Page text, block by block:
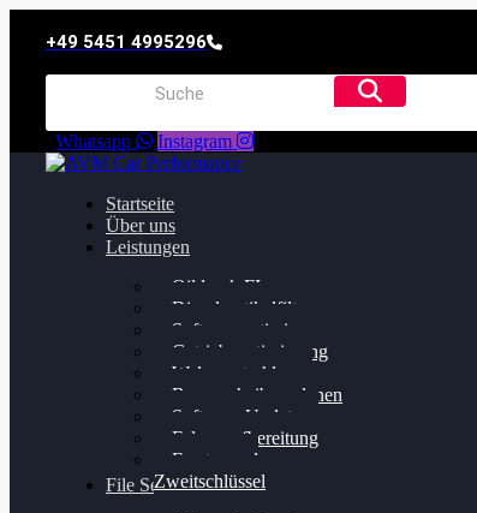
+49 5451 4995296
Whatsapp Instagram
Startseite
Über uns
Leistungen
Oildruck FIx
Dieselpartikelfilter
Softwareoptimierung
Getriebeoptimierung
Walnussstrahlen
Bremsscheiben planen
Software Update
Felgenaufbereitung
Ersatz- und
Zweitschlüssel
File Service